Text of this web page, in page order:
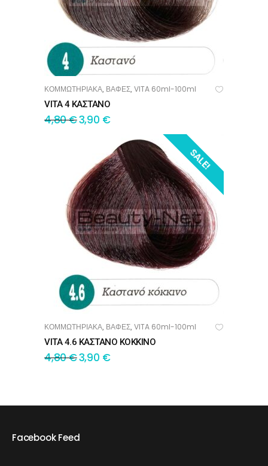
ΠΡΟΣΘΉΚΗ ΣΤΟ ΚΑΛΆΘΙ
ΚΟΜΜΩΤΗΡΙΑΚΑ, ΒΑΦΕΣ, VITA 60ml-100ml
VITA 4 ΚΑΣΤΑΝΟ
4,80€3,90 €
SALE!
ΠΡΟΣΘΉΚΗ ΣΤΟ ΚΑΛΆΘΙ
ΚΟΜΜΩΤΗΡΙΑΚΑ, ΒΑΦΕΣ, VITA 60ml-100ml
VITA 4.6 ΚΑΣΤΑΝΟ ΚΟΚΚΙΝΟ
4,80€3,90 €
Facebook Feed